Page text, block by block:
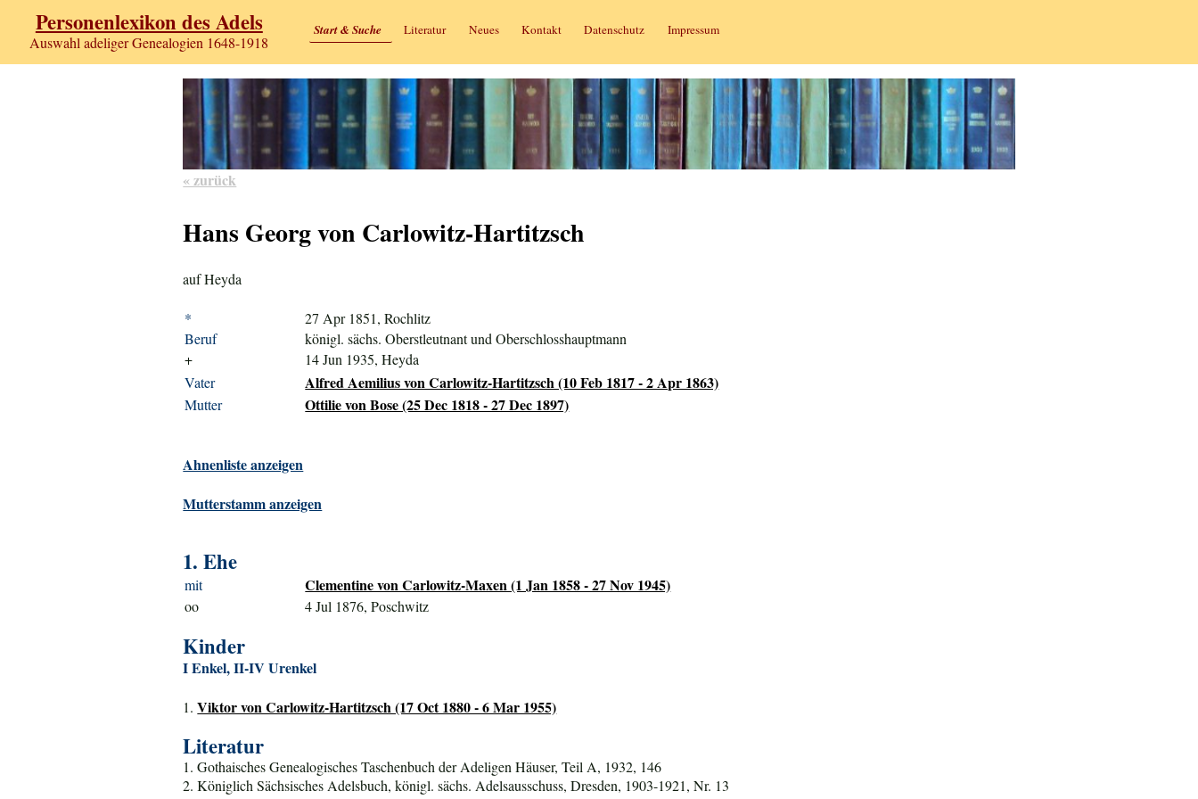
Personenlexikon des Adels
Auswahl adeliger Genealogien 1648-1918
Start & Suche Literatur Neues Kontakt Datenschutz Impressum
« zurück
Hans Georg von Carlowitz-Hartitzsch
auf Heyda
*
27 Apr 1851, Rochlitz
Beruf
königl. sächs. Oberstleutnant und Oberschlosshauptmann
+
14 Jun 1935, Heyda
Vater
Alfred Aemilius von Carlowitz-Hartitzsch (10 Feb 1817 - 2 Apr 1863)
Mutter Ottilie von Bose (25 Dec 1818 - 27 Dec 1897)
Ahnenliste anzeigen
Mutterstamm anzeigen
1. Ehe
mit Clementine von Carlowitz-Maxen (1 Jan 1858 - 27 Nov 1945)
oo 4 Jul 1876, Poschwitz
Kinder
I Enkel, II-IV Urenkel
1.Viktor von Carlowitz-Hartitzsch (17 Oct 1880 - 6 Mar 1955)
Literatur
1. Gothaisches Genealogisches Taschenbuch der Adeligen Häuser, Teil A, 1932, 146
2. Königlich Sächsisches Adelsbuch, königl. sächs. Adelsausschuss, Dresden, 1903-1921, Nr. 13